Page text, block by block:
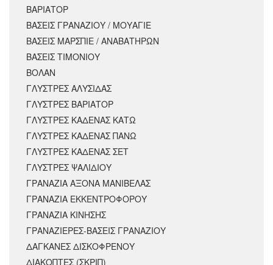
ΒΑΡΙΑΤΟΡ
ΒΑΣΕΙΣ ΓΡΑΝΑΖΙΟΥ / ΜΟΥΑΓΙΕ
ΒΑΣΕΙΣ ΜΑΡΣΠΙΕ / ΑΝΑΒΑΤΗΡΩΝ
ΒΑΣΕΙΣ ΤΙΜΟΝΙΟΥ
ΒΟΛΑΝ
ΓΛΥΣΤΡΕΣ ΑΛΥΣΙΔΑΣ
ΓΛΥΣΤΡΕΣ ΒΑΡΙΑΤΟΡ
ΓΛΥΣΤΡΕΣ ΚΑΔΕΝΑΣ ΚΑΤΩ
ΓΛΥΣΤΡΕΣ ΚΑΔΕΝΑΣ ΠΑΝΩ
ΓΛΥΣΤΡΕΣ ΚΑΔΕΝΑΣ ΣΕΤ
ΓΛΥΣΤΡΕΣ ΨΑΛΙΔΙΟΥ
ΓΡΑΝΑΖΙΑ ΑΞΟΝΑ ΜΑΝΙΒΕΛΑΣ
ΓΡΑΝΑΖΙΑ ΕΚΚΕΝΤΡΟΦΟΡΟΥ
ΓΡΑΝΑΖΙΑ ΚΙΝΗΣΗΣ
ΓΡΑΝΑΖΙΕΡΕΣ-ΒΑΣΕΙΣ ΓΡΑΝΑΖΙΟΥ
ΔΑΓΚΑΝΕΣ ΔΙΣΚΟΦΡΕΝΟΥ
ΔΙΑΚΟΠΤΕΣ (ΣΚΡΙΠ)